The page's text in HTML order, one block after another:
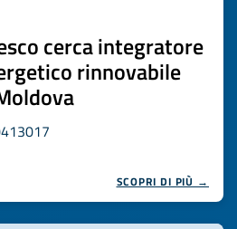
cerca integratore
rinnovabile
SCOPRI DI PIÙ →